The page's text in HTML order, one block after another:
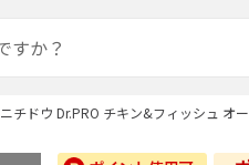
ニチドウ Dr.PRO チキン&フィッシュ オ